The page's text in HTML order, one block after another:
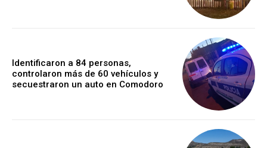
Identificaron a 84 personas,
controlaron más de 60 vehículos y
secuestraron un auto en Comodoro